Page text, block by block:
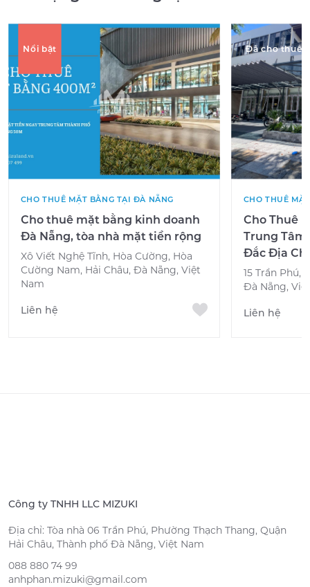
Nổi bật
CHO THUÊ MẶT BẰNG TẠI ĐÀ NẴNG
Cho thuê mặt bằng kinh doanh
Đà Nẵng, tòa nhà mặt tiền rộng
Xô Viết Nghệ Tĩnh, Hòa Cường, Hòa
Cường Nam, Hải Châu, Đà Nẵng, Việt
Nam
Liên hệ
Đã cho thuê
CHO THUÊ
Cho Thuê
Trung Tâm
Đắc Địa
15 Trần Phú,
Đà Nẵng,
Liên hệ
Công ty TNHH LLC MIZUKI
Địa chỉ: Tòa nhà 06 Trần Phú, Phường Thạch Thang, Quận
Hải Châu, Thành phố Đà Nẵng, Việt Nam
088 880 74 99
anhphan.mizuki@gmail.com